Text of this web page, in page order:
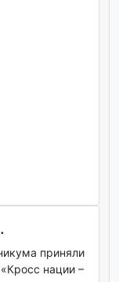
приняли
нации –